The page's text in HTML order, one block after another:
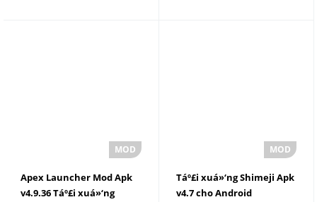
Apex Launcher Mod Apk
v4.9.36 Táº£i xuá»‘ng
Táº£i xuá»‘ng Shimeji Apk
v4.7 cho Android